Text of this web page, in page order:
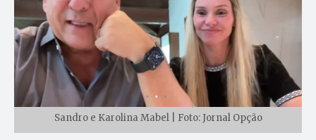
Sandro e Karolina Mabel | Foto: Jornal Opção